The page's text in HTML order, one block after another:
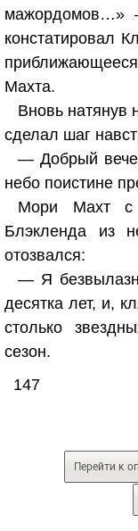
мажордомов…»
констатировал
Махта.
Вновь натянув
сделал шаг
— Добрый
небо поистине
Мори Махт с
Блэкленда из
отозвался:
— Я
десятка лет, и,
столько
сезон.
147
Перейти к